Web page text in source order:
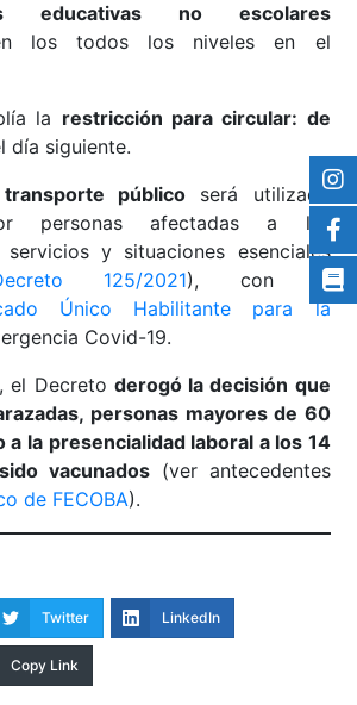
educativas no escolares
los todos los niveles en el
la restricción para circular: de
día siguiente.
transporte públicoserá utilizado
personas afectadas a las
y situaciones esenciales
125/2021), con el
Único Habilitante para la
Covid-19.
el Decreto derogó la decisión que
personas mayores de 60
a la presencialidad laboral a los 14
vacunados(ver antecedentes
de FECOBA).
Twitter LinkedIn
Copy Link